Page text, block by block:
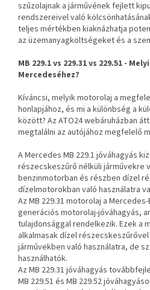
szűzolajnak a járművének fejlett
rendszereivel való
teljes mértékben kiaknázhatja
az üzemanyagköltségeket és a
MB 229.1 vs 229.31 vs 229.51 -
Mercedeséhez?
Kíváncsi, melyik motorolaj a
honlapjához, és mi a különbség a
között? Az ATO24 webáruházban
megtalálni az autójához megfelelő
A Mercedes MB 229.1 jóváhagyás
részecskeszűrő nélküli járművekre
benzinmotorban és részben dízel
dízelmotorokban való használatra
Az MB 229.31 motorolaj a
generációs motorolaj-jóváhagyás,
tulajdonsággal rendelkezik. Ezek a
alkalmasak dízel
járművekben való használatra, de
használhatók.
Az MB 229.31 jóváhagyás
MB 229.51 és MB 229.52